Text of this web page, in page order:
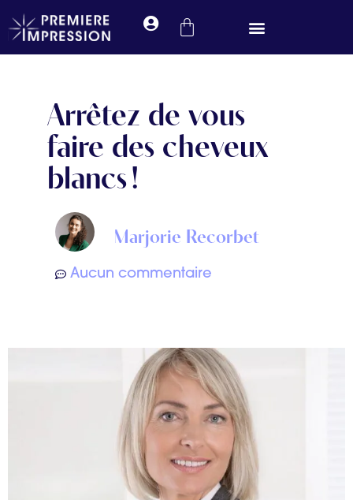
Arrêtez de vous
faire des cheveux
blancs !
Marjorie Recorbet
Aucun commentaire